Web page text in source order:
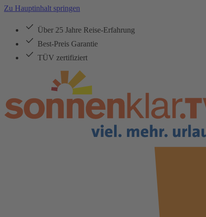
Zu Hauptinhalt springen
Über 25 Jahre Reise-Erfahrung
Best-Preis Garantie
TÜV zertifiziert